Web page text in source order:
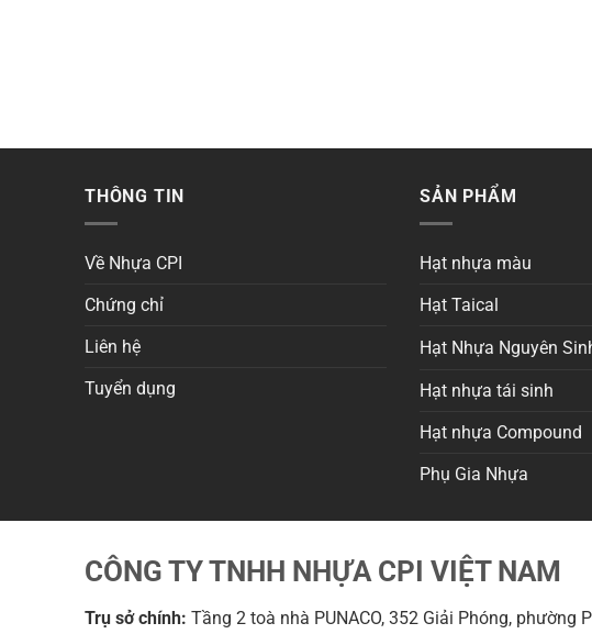
THÔNG TIN
Về Nhựa CPI
Chứng chỉ
Liên hệ
Tuyển dụng
SẢN PHẨM
Hạt nhựa màu
Hạt Taical
Hạt Nhựa Nguyên
Hạt nhựa tái sinh
Hạt nhựa Compound
Phụ Gia Nhựa
CÔNG TY TNHH NHỰA CPI VIỆT NAM
Trụ sở chính: Tầng 2 toà nhà PUNACO, 352 Giải Phóng, phường